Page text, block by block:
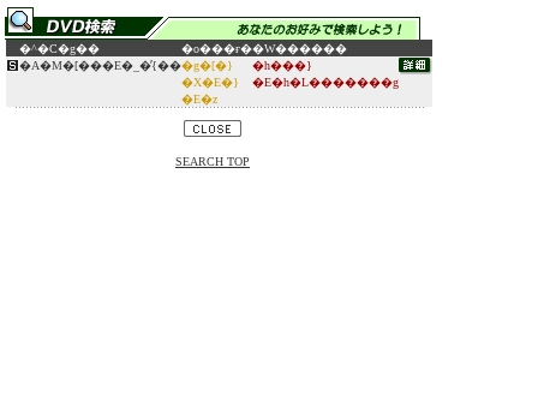
�^�C�g�� �o���ғ��W������
�A�M�[���E�_�̓{���g�[�}
�X�E�}
�E�z
�h���}
�E�h�L�������g
SEARCH TOP